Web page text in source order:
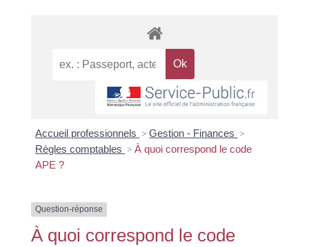
Accueil professionnels > Gestion - Finances >
Règles comptables > À quoi correspond le code
APE ?
Question-réponse
À quoi correspond le code